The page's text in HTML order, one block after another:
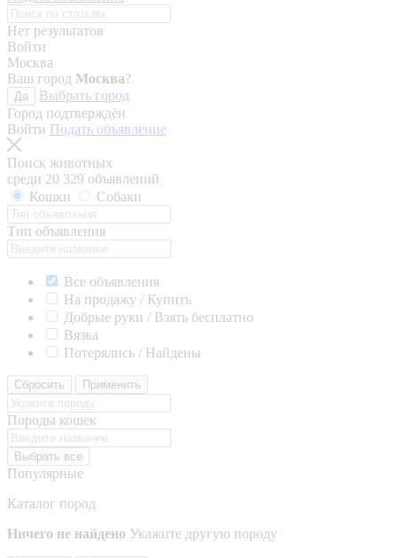
Нет результатов
Войти
Москва
Ваш город Москва?
Да
Выбрать город
Город подтверждён
Войти Подать объявление
Поиск животных
среди 20 329 объявлений
Кошки
Собаки
Тип объявления
Все объявления
На продажу / Купить
Добрые руки / Взять бесплатно
Вязка
Потерялись / Найдены
Сбросить Применить
Породы кошек
Выбрать все
Популярные
Каталог пород
Ничего не найдено Укажите другую породу